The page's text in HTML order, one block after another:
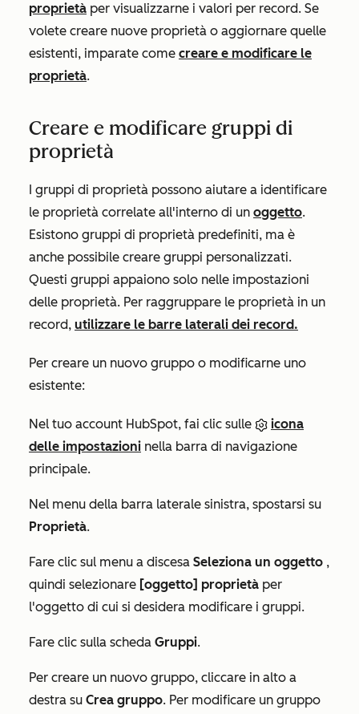
proprietà per visualizzarne i valori per record. Se
volete creare nuove proprietà o aggiornare quelle
esistenti, imparate come creare e modificare le
proprietà.
Creare e modificare gruppi di
proprietà
I gruppi di proprietà possono aiutare a identificare
le proprietà correlate all'interno di un oggetto.
Esistono gruppi di proprietà predefiniti, ma è
anche possibile creare gruppi personalizzati.
Questi gruppi appaiono solo nelle impostazioni
delle proprietà. Per raggruppare le proprietà in un
record, utilizzare le barre laterali dei record.
Per creare un nuovo gruppo o modificarne uno
esistente:
Nel tuo account HubSpot, fai clic sulle
icona
delle impostazioni nella barra di navigazione
principale.
Nel menu della barra laterale sinistra, spostarsi su
Proprietà.
Fare clic sul menu a discesa Seleziona un oggetto ,
quindi selezionare [oggetto] proprietà per
l'oggetto di cui si desidera modificare i gruppi.
Fare clic sulla scheda Gruppi.
Per creare un nuovo gruppo, cliccare in alto a
destra su Crea gruppo. Per modificare un gruppo